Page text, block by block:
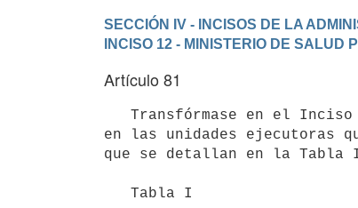
SECCIÓN IV - INCISOS DE LA
INCISO 12 - MINISTERIO DE SALUD
Artículo 81
en las unidades ejecutoras
que se detallan en la